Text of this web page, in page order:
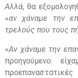
Αλλά, θα
«αν χάναμε την
τρελούς που τους
«Αν χάναμε την
προηγούμενο: